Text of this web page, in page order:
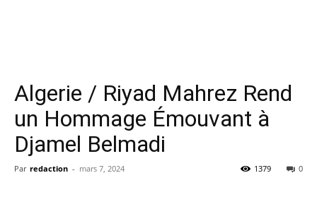
Algerie / Riyad Mahrez Rend
un Hommage Émouvant à
Djamel Belmadi
Par redaction - mars 7, 2024 0
1379